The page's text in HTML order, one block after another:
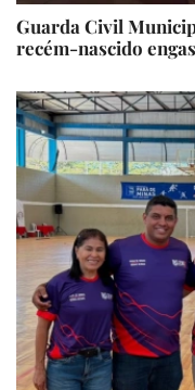
Guarda Civil
recém-nascido